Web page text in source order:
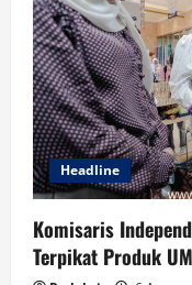
Headline
Komisaris
Terpikat Produk